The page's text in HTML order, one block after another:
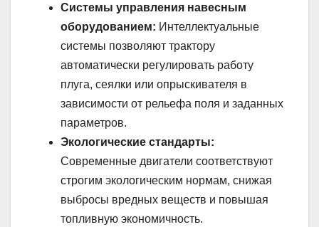
Системы управления навесным
оборудованием: Интеллектуальные
системы позволяют трактору
автоматически регулировать работу
плуга, сеялки или опрыскивателя в
зависимости от рельефа поля и заданных
параметров.
Экологические стандарты:
Современные двигатели соответствуют
строгим экологическим нормам, снижая
выбросы вредных веществ и повышая
топливную экономичность.